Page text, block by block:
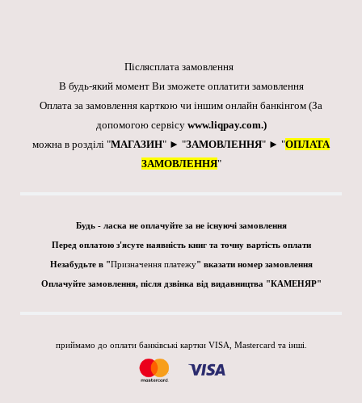
Післясплата замовлення
В будь-який момент Ви зможете оплатити замовлення
Оплата за замовлення карткою чи іншим онлайн банкінгом (За
допомогою сервісу www.liqpay.com.)
можна в розділі "МАГАЗИН" ► "ЗАМОВЛЕННЯ" ► "ОПЛАТА
ЗАМОВЛЕННЯ"
Будь - ласка не оплачуйте за не існуючі замовлення
Перед оплатою з'ясуте наявність книг та точну вартість оплати
Незабудьте в "Призначення платежу" вказати номер замовлення
Оплачуйте замовлення, після дзвінка від видавництва "КАМЕНЯР"
приймамо до оплати банківські картки VISA, Mastercard та інші.